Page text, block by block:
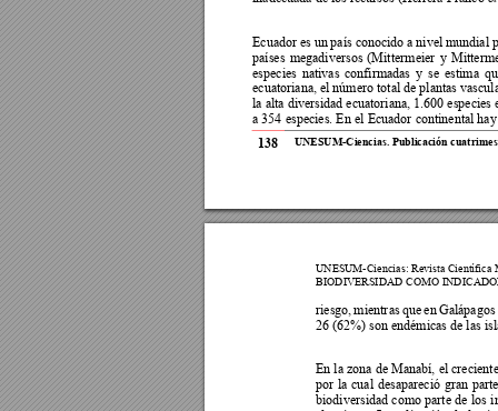
138 UNESUM-Ciencias. Publicación
Ecuador es un país conocido a nivel mundial
países megadiversos (Mittermeier y
especies nativas confirmadas y se estima
ecuatoriana, el número total de plantas
la alta diversidad ecuatoriana, 1.600 especies
a 354 especies. En el Ecuador continental ha
UNESUM-Ciencias: Revista Científica
BIODIVERSIDAD COMO
riesgo, mientras que en Galápagos
26 (62%) son endémicas de las
En la zona de Manabí, el
por la cual desapareció gran
biodiversidad como parte de los